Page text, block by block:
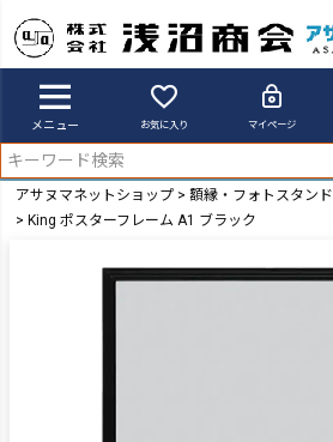
メニュー お気に入り マイページ
アサヌマネットショップ
額縁・フォトスタンド
King ポスターフレーム A1 ブラック